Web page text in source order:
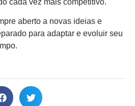
aberto a novas ideias e
para adaptar e evoluir seu